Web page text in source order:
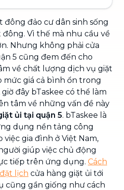
đảo cư dân sinh sống
Vì thế mà nhu cầu về
Nhưng không phải cửa
5 cũng đem đến cho
về chất lượng dịch vụ giặt
mức giá cả bình ổn trong
đây bTaskee có thể làm
tâm về những vấn đề này
ủi tại quận 5. bTaskee là
dụng nền tảng công
gia đình ở Việt Nam,
giúp việc chủ động
tiếp trên ứng dụng. Cách
lịch cửa hàng giặt ủi tới
cũng gần giống như cách